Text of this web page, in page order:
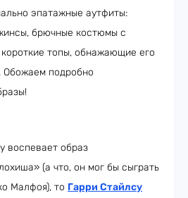
эпатажные аутфиты:
брючные костюмы с
топы, обнажающие его
Обожаем подробно
воспевает образ
(а что, он мог бы сыграть
Малфоя), то Гарри Стайлсу